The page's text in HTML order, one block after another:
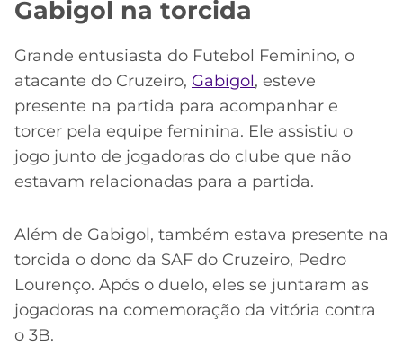
Gabigol na torcida
Grande entusiasta do Futebol Feminino, o
atacante do Cruzeiro, Gabigol, esteve
presente na partida para acompanhar e
torcer pela equipe feminina. Ele assistiu o
jogo junto de jogadoras do clube que não
estavam relacionadas para a partida.
Além de Gabigol, também estava presente na
torcida o dono da SAF do Cruzeiro, Pedro
Lourenço. Após o duelo, eles se juntaram as
jogadoras na comemoração da vitória contra
o 3B.